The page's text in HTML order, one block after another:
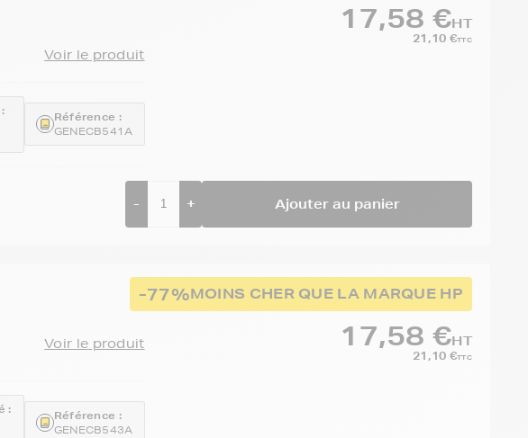
Voir le produit
Référence :
GENECB541A
17,58 €HT
21,10 €TTC
- + Ajouter au panier
-77%MOINS CHER QUE LA MARQUE HP
Voir le produit
: Référence :
GENECB543A
17,58 €HT
21,10 €TTC